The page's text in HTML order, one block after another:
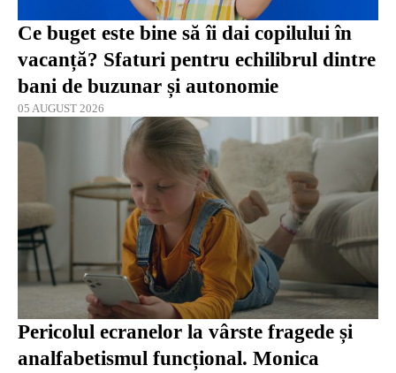
Ce buget este bine să îi dai copilului în
vacanță? Sfaturi pentru echilibrul dintre
bani de buzunar și autonomie
05 AUGUST 2026
Pericolul ecranelor la vârste fragede și
analfabetismul funcțional. Monica